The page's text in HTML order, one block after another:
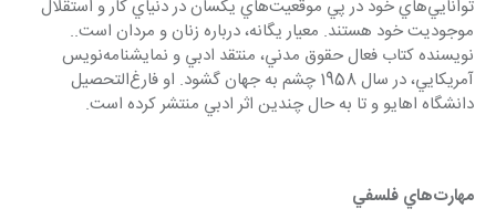
توانايي‌هاي خود در پي موقعيت‌هاي يكسان در دنياي كار و استقلال
موجودیت خود هستند. معيار يگانه، درباره زنان و مردان است..
نويسنده كتاب فعال حقوق مدني، منتقد ادبي و نمايشنامه‌نويس
آمريكايي، در سال 1958 چشم به جهان گشود. او فارغ‌التحصيل
دانشگاه اهايو و تا به حال چندين اثر ادبي منتشر كرده است.
مهارت‌هاي فلسفي